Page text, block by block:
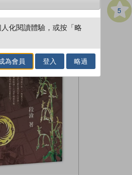
5
化閱讀體驗，或按「略
為會員 登入 略過